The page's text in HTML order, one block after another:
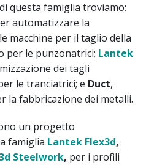
questa famiglia troviamo:
automatizzare la
macchine per il taglio della
per le punzonatrici; Lantek
dei tagli
le tranciatrici; e Duct,
la fabbricazione dei metalli.
un progetto
famiglia Lantek Flex3d,
Steelwork, per i profili